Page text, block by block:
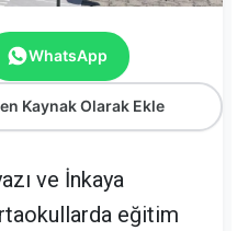
WhatsApp
Kaynak Olarak Ekle
ve İnkaya
eğitim